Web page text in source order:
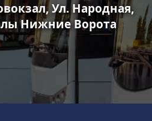
Ул. Народная,
Нижние Ворота